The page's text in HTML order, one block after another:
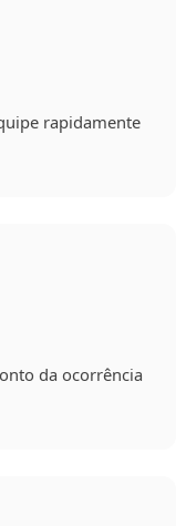
rapidamente
da ocorrência